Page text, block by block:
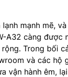
mạnh mẽ,
A32 càng được
Trong bối
và các hộ
vận hành êm,